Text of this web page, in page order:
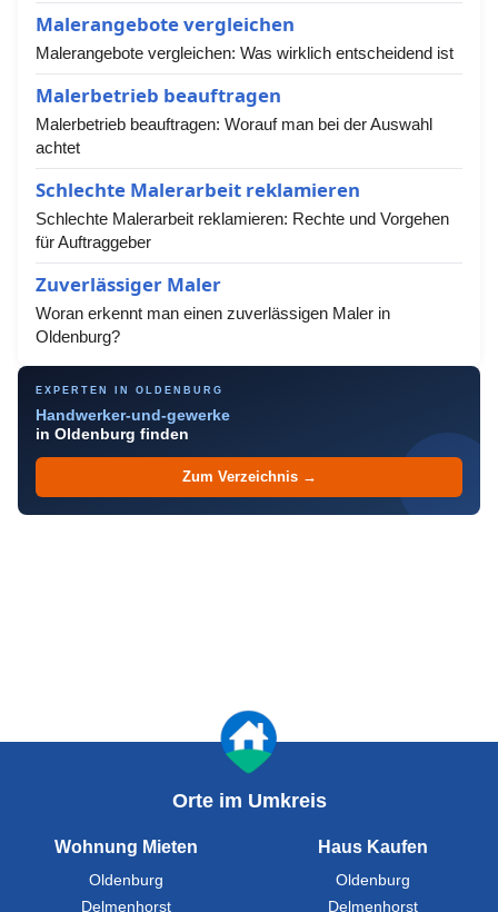
Malerangebote vergleichen
Malerangebote vergleichen: Was wirklich entscheidend ist
Malerbetrieb beauftragen
Malerbetrieb beauftragen: Worauf man bei der Auswahl
achtet
Schlechte Malerarbeit reklamieren
Schlechte Malerarbeit reklamieren: Rechte und Vorgehen
für Auftraggeber
Zuverlässiger Maler
Woran erkennt man einen zuverlässigen Maler in
Oldenburg?
EXPERTEN IN OLDENBURG
Handwerker-und-gewerke
in Oldenburg finden
Zum Verzeichnis →
Orte im Umkreis
Wohnung Mieten
Oldenburg
Delmenhorst
Haus Kaufen
Oldenburg
Delmenhorst